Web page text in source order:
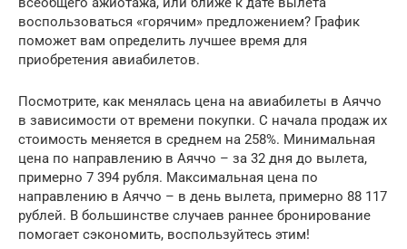
воспользоваться «горячим» предложением? График
поможет вам определить лучшее время для
приобретения авиабилетов.
Посмотрите, как менялась цена на авиабилеты в Аяччо
в зависимости от времени покупки. С начала продаж их
стоимость меняется в среднем на 258%. Минимальная
цена по направлению в Аяччо – за 32 дня до вылета,
примерно 7 394 рубля. Максимальная цена по
направлению в Аяччо – в день вылета, примерно 88 117
рублей. В большинстве случаев раннее бронирование
помогает сэкономить, воспользуйтесь этим!